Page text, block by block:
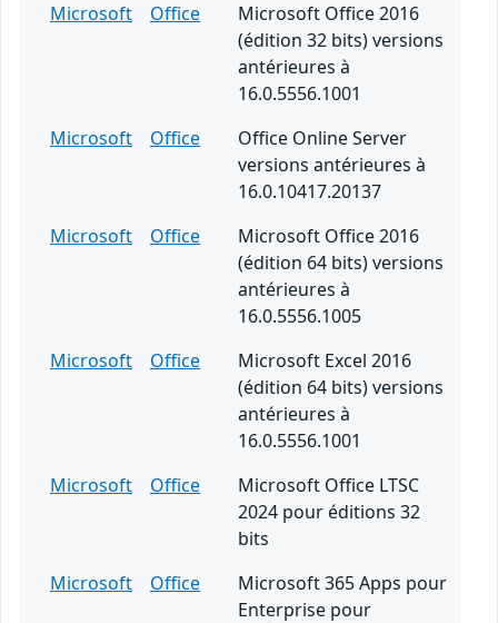
Microsoft
Office
Microsoft Office 2016
(édition 32 bits) versions
antérieures à
16.0.5556.1001
Microsoft
Office
Office Online Server
versions antérieures à
16.0.10417.20137
Microsoft
Office
Microsoft Office 2016
(édition 64 bits) versions
antérieures à
16.0.5556.1005
Microsoft
Office
Microsoft Excel 2016
(édition 64 bits) versions
antérieures à
16.0.5556.1001
Microsoft
Office
Microsoft Office LTSC
2024 pour éditions 32
bits
Microsoft
Office
Microsoft 365 Apps pour
Enterprise pour